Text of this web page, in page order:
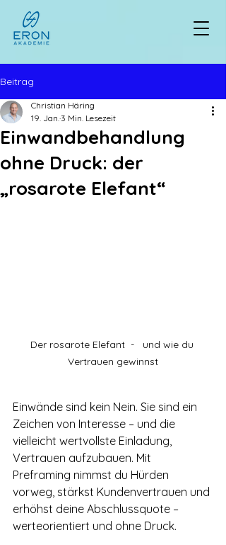
Beitrag
Einwandbehandlung
ohne Druck: der
„rosarote Elefant“
Christian Häring
19. Jan. 3 Min. Lesezeit
Der rosarote Elefant  -   und wie du
Vertrauen gewinnst
Einwände sind kein Nein. Sie sind ein
Zeichen von Interesse – und die
vielleicht wertvollste Einladung,
Vertrauen aufzubauen. Mit
Preframing nimmst du Hürden
vorweg, stärkst Kundenvertrauen und
erhöhst deine Abschlussquote –
werteorientiert und ohne Druck.